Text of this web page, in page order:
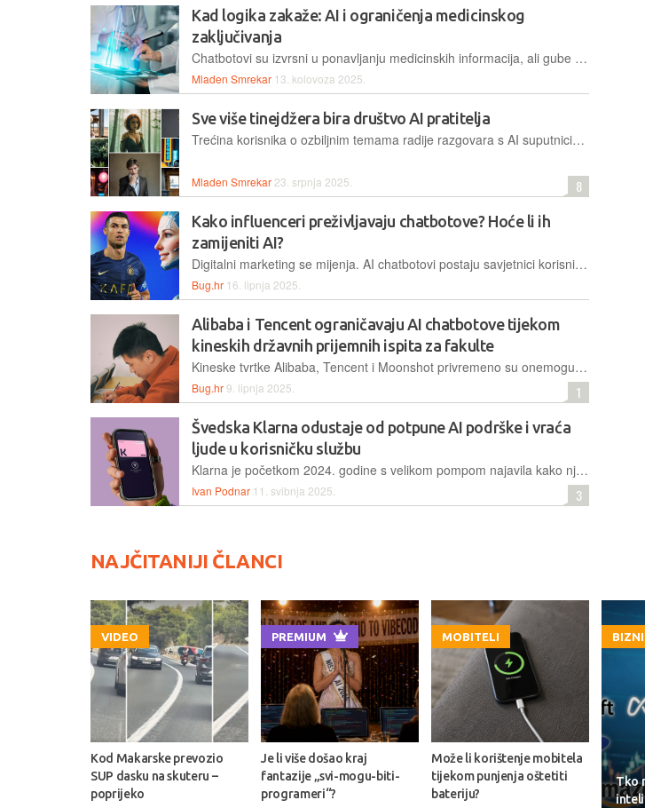
Kad logika zakaže: AI i ograničenja medicinskog
zaključivanja
Chatbotovi su izvrsni u ponavljanju medicinskih informacija, ali gube na točnosti kad moraju sami zaključivati
Mladen Smrekar 13. kolovoza 2025.
Sve više tinejdžera bira društvo AI pratitelja
Trećina korisnika o ozbiljnim temama radije razgovara s AI suputnicima nego sa stvarnim ljudima, a podjednak broj tinejdžera osjeća neugodu zbog onoga što je rekla ili učinila umjetna inteligencija
Mladen Smrekar 23. srpnja 2025. 8
Kako influenceri preživljavaju chatbotove? Hoće li ih
zamijeniti AI?
Digitalni marketing se mijenja. AI chatbotovi postaju savjetnici korisnicima, a društvene mreže imaju sve fragmentiraniju publiku. Postavlja se pitanje: što će biti s influencerima i njihovim marketingom?
Bug.hr 16. lipnja 2025.
Alibaba i Tencent ograničavaju AI chatbotove tijekom
kineskih državnih prijemnih ispita za fakulte
Kineske tvrtke Alibaba, Tencent i Moonshot privremeno su onemogućile ključne funkcije svojih AI chatbotova, uključujući prepoznavanje slika, kako bi spriječile varanje tijekom državnih prijemnih ispita za fakultete, poznatih kao Gaokao
Bug.hr9. lipnja 2025. 1
Švedska Klarna odustaje od potpune AI podrške i vraća
ljude u korisničku službu
Klarna je početkom 2024. godine s velikom pompom najavila kako njihov AI asistent može zamijeniti rad 700 zaposlenika korisničke podrške. Sada, samo godinu dana kasnije, tvrtka objavljuje novo zapošljavanje i želi kupcima omogućiti da uvijek imaju opciju razgovora sa stvarnom osobom...
Ivan Podnar 11. svibnja 2025. 3
NAJČITANIJI ČLANCI
VIDEO
Kod Makarske prevozio
SUP dasku na skuteru –
poprijeko
PREMIUM
Je li više došao kraj
fantazije „svi-mogu-biti-
programeri“?
MOBITELI
Može li korištenje mobitela
tijekom punjenja oštetiti
bateriju?
Tko